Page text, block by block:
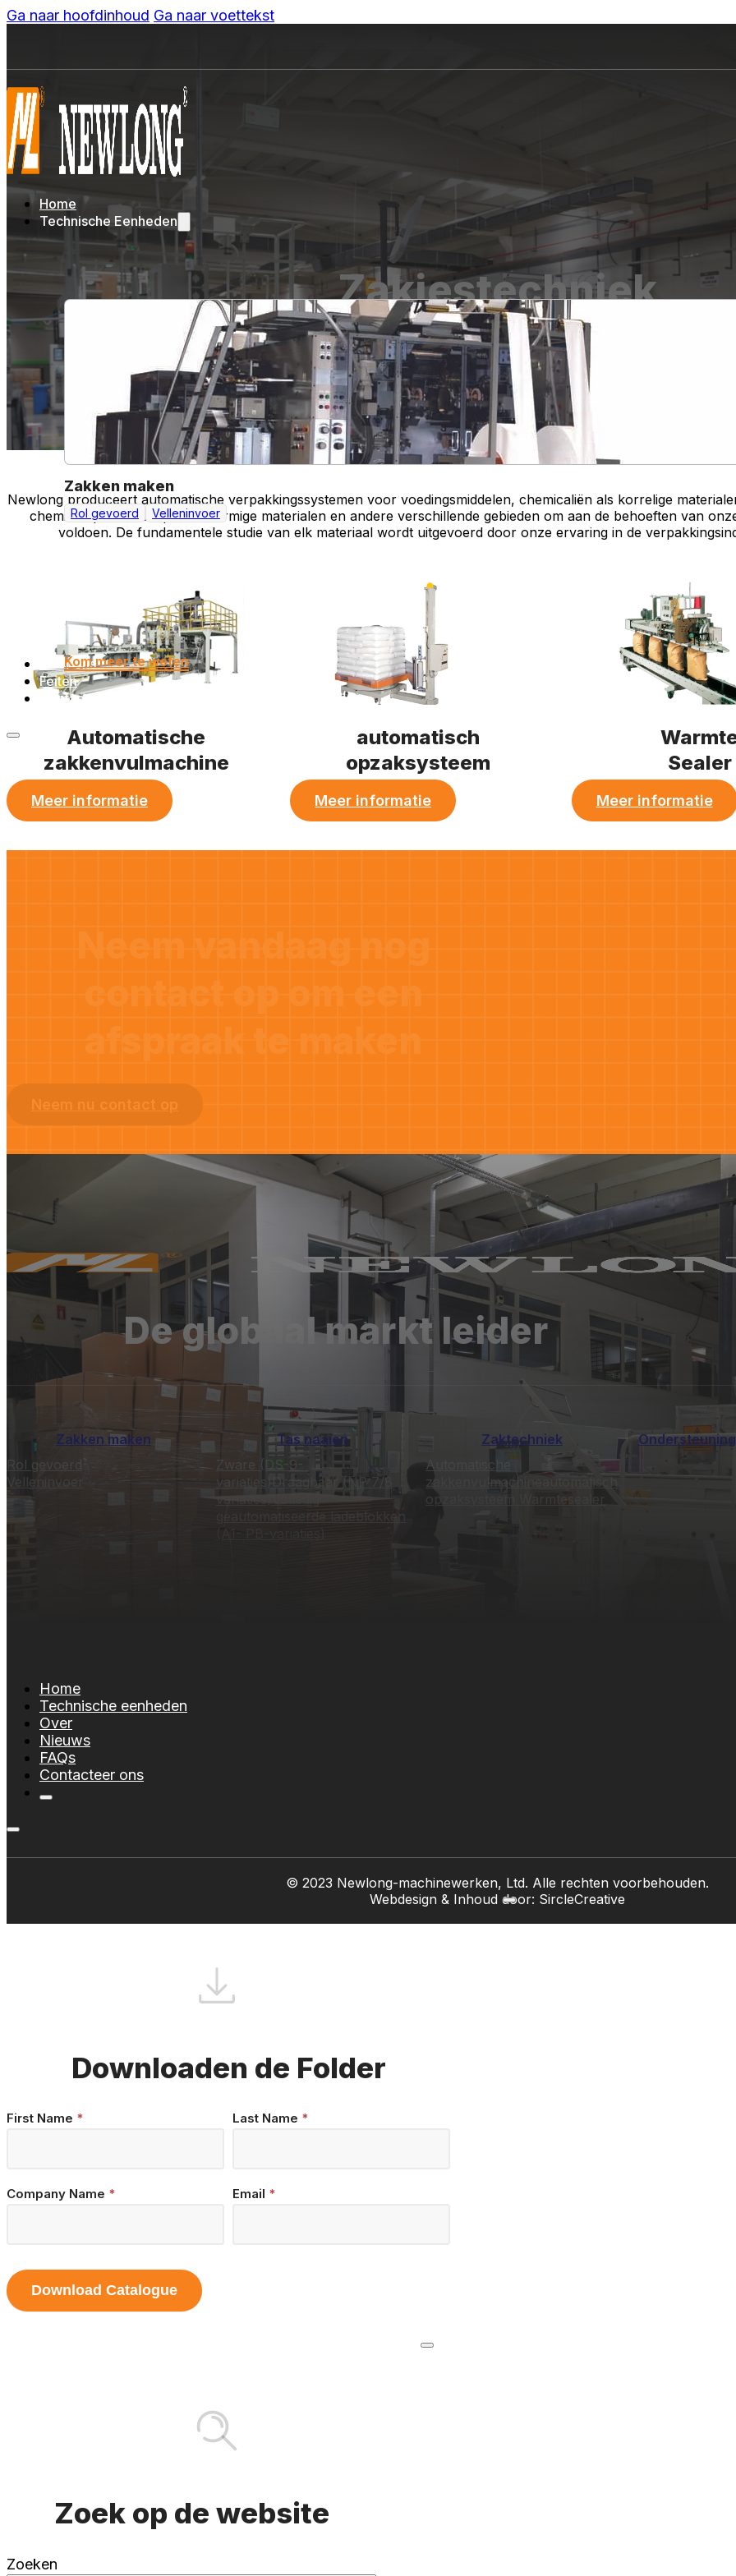
Ga naar hoofdinhoud Ga naar voettekst
Home
Technische Eenheden
Zakken maken
Rol gevoerd Velleninvoer
Kom meer te weten
Over ons
Feiten
Contact
Zakjestechniek
Het totale verpakkingssysteem van wegen tot palletiseren
Newlong produceert automatische verpakkingssystemen voor voedingsmiddelen, chemicaliën als korrelige
chemisch poeder als poedervormige materialen en andere verschillende gebieden om aan de behoeften van
voldoen. De fundamentele studie van elk materiaal wordt uitgevoerd door onze ervaring in de
Automatische
zakkenvulmachine
Meer informatie
automatisch
opzaksysteem
Meer informatie
Sealer
Meer informatie
De globaal markt leider
Zakken maken
Rol gevoerd
Velleninvoer
Tas naaien
Zware (DS-9-
variaties)
Draagbaar (NP 7/8
variaties)
geautomatiseerde ladeblokken
Zaktechniek
Automatische
zakkenvulmachine
automatisch
opzaksysteem
Warmtesealer
Home
Technische eenheden
Over
Nieuws
FAQs
Contacteer ons
© 2023 Newlong-machinewerken, Ltd. Alle rechten voorbehouden.
Webdesign & Inhoud door: SircleCreative
Downloaden de Folder
Brochure
First Name * Last Name *
Company Name * Email *
Download Catalogue
Zoek op de website
Zoeken